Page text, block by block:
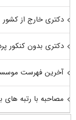
دکتری خارج از کشور
دکتری بدون کنکور
آخرین فهرست
مصاحبه با رتبه های